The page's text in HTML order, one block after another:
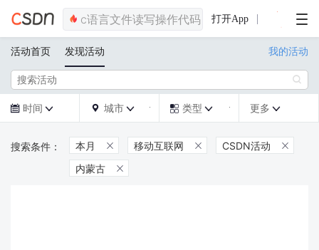
打开App
活动首页 发现活动 我的活动

 时间   城市   类型  更多 
本月  移动互联网  CSDN活动 
内蒙古 